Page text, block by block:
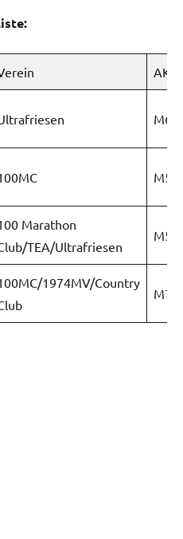
AK
M60
M55
Marathon
TEA/Ultrafriesen
M55
1974MV/Country
M70